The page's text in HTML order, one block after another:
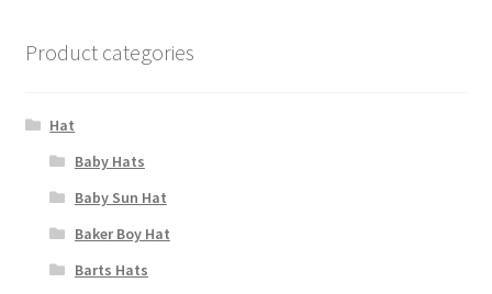
Product categories
Hat
Baby Hats
Baby Sun Hat
Baker Boy Hat
Barts Hats